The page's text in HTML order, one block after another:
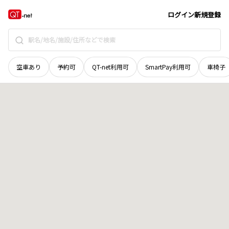
ログイン新規登録
空車あり 予約可 QT-net利用可 SmartPay利用可 車椅子
山梨県